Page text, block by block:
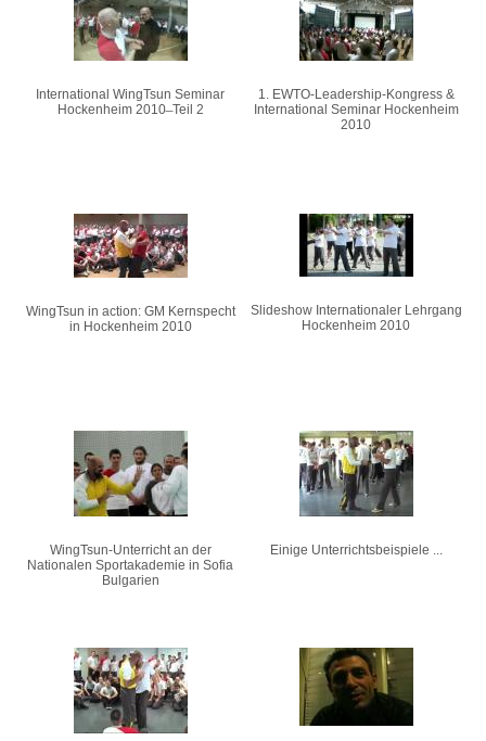
International WingTsun Seminar
Hockenheim 2010 ̶ Teil 2
1. EWTO-Leadership-Kongress &
International Seminar Hockenheim
2010
WingTsun in action: GM Kernspecht
in Hockenheim 2010
Slideshow Internationaler Lehrgang
Hockenheim 2010
WingTsun-Unterricht an der
Nationalen Sportakademie in Sofia
Bulgarien
Einige Unterrichtsbeispiele ...